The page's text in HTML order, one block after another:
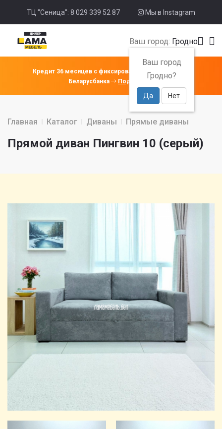
ТЦ "Сеница": 8 029 339 52 87 Мы в Instagram
Ваш город: Гродно
Ваш город
Гродно?
Да Нет
Кредит 36 месяцев с фиксированной ставкой 4% от
Беларусбанка
Подробнее
Главная Каталог Диваны Прямые диваны
Прямой диван Пингвин 10 (серый)